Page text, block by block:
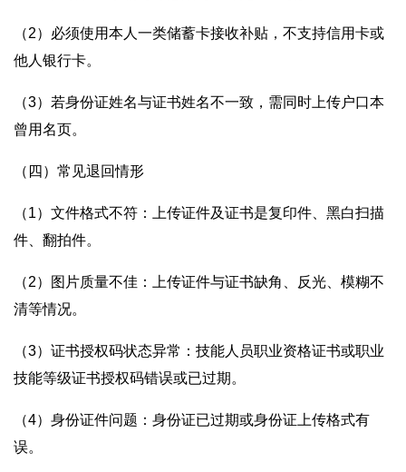
（2）必须使用本人一类储蓄卡接收补贴，不支持信用卡或
他人银行卡。
（3）若身份证姓名与证书姓名不一致，需同时上传户口本
曾用名页。
（四）常见退回情形
（1）文件格式不符：上传证件及证书是复印件、黑白扫描
件、翻拍件。
（2）图片质量不佳：上传证件与证书缺角、反光、模糊不
清等情况。
（3）证书授权码状态异常：技能人员职业资格证书或职业
技能等级证书授权码错误或已过期。
（4）身份证件问题：身份证已过期或身份证上传格式有
误。